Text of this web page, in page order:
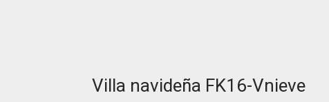
Villa navideña FK16-Vnieve